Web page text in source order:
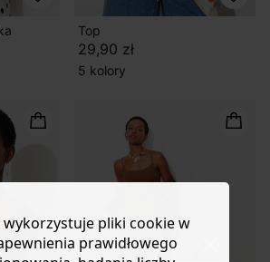
Top
29,90 zł
5 kolory
pliki cookie w
prawidłowego